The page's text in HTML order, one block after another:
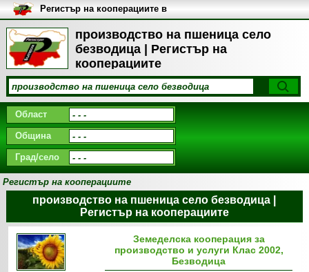
производство на пшеница село
безводица | Регистър на
кооперациите
Регистър на кооперациите в
България
Област
Община
Град/село
Регистър на кооперациите
производство на пшеница село безводица |
Регистър на кооперациите
Земеделска кооперация за
производство и услуги Клас 2002,
Безводица